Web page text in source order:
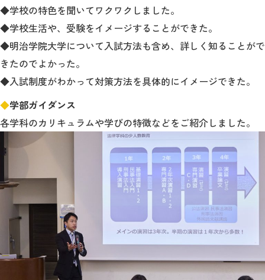
◆学校の特色を聞いてワクワクしました。
◆学校生活や、受験をイメージすることができた。
◆明治学院大学について入試方法も含め、詳しく知ることがで
きたのでよかった。
◆入試制度がわかって対策方法を具体的にイメージできた。
◆学部ガイダンス
各学科のカリキュラムや学びの特徴などをご紹介しました。